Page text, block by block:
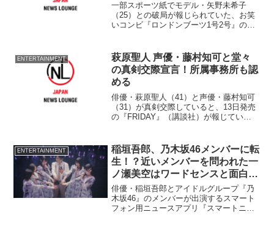
一部スポーツ紙でモデル・矢野未希子
（25）との破局が報じられていた、お笑
いコンビ『ロンドンブーツ1号2号』の田
テレビ系、月?金曜・午後2時?）で、破局
を認めた。 司...
ENTERTAINMENT
萩原聖人 声優・藤村知可と堂々
の真剣交際宣言！所属事務所も認
める
俳優・萩原聖人（41）と声優・藤村知可
（31）が真剣交際していると、13日発売
の『FRIDAY』（講談社）が報じてい
午後11時半ごろに2人が居酒屋から出てき
たとしてお...
ENTERTAINMENT
稲垣吾郎、乃木坂46メンバーに転
生！？近いメンバーを問われた一
ノ瀬美空はワードセンスと面白さ
から…
俳優・稲垣吾郎とアイドルグループ『乃
木坂46』のメンバーが出演するスマート
フォン用ニュースアプリ『スマートニュ